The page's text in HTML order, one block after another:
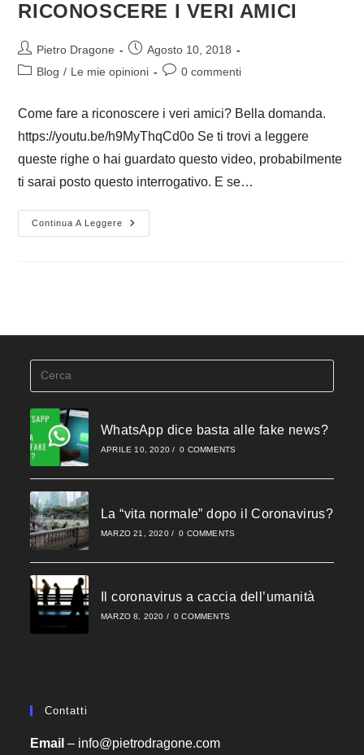
RICONOSCERE I VERI AMICI
Autore
dell'articolo:
Pietro Dragone
Articolo
pubblicato:
Agosto 10, 2018
Categoria
Blog / Le mie opinioni
Commenti
0 commenti
Come fare a riconoscere i veri amici? Bella domanda.
https://youtu.be/h9MyThqCd0o Se ti trovi a leggere
queste righe o hai guardato questo video, probabilmente
ti sarai posto questo interrogativo. E se…
Continua A Leggere
RICONOSCERE
I
WhatsApp dice basta alle fake news?
APRILE 10, 2020 / 0 COMMENTS
La “vita normale” dopo il Coronavirus?
MARZO 21, 2020 / 0 COMMENTS
Il coronavirus a caccia dell’umanità
MARZO 8, 2020 / 0 COMMENTS
Contatti
Email – info@pietrodragone.com